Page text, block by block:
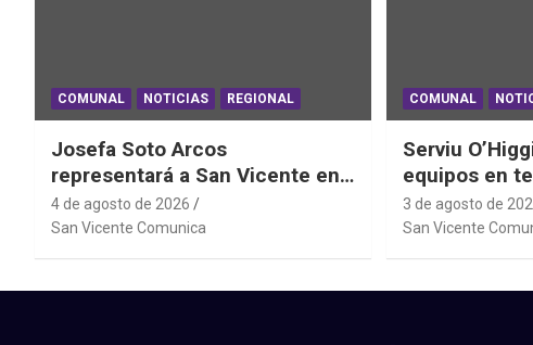
COMUNAL NOTICIAS REGIONAL
Josefa Soto Arcos
representará a San Vicente en
el Mundial Junior de
Powerlifting Sudáfrica 2026
4 de agosto de 2026
San Vicente Comunica
COMUNAL
Serviu
equipos en
daños
Sistema
3 de agosto de
San Vicente